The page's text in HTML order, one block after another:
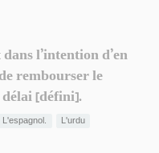
l’intention d’en
rembourser le
[défini].
L'espagnol.
L'urdu